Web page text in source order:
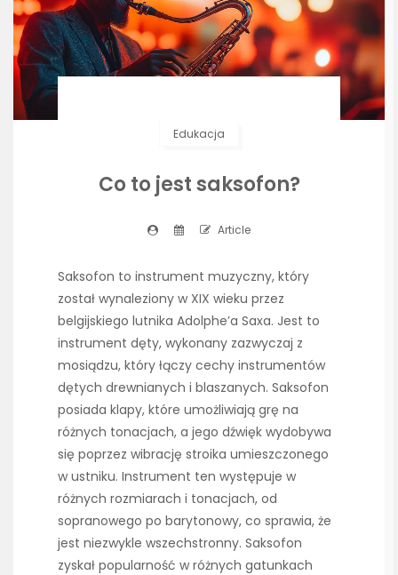
Edukacja
Co to jest saksofon?
Article
Saksofon to instrument muzyczny, który
został wynaleziony w XIX wieku przez
belgijskiego lutnika Adolphe’a Saxa. Jest to
instrument dęty, wykonany zazwyczaj z
mosiądzu, który łączy cechy instrumentów
dętych drewnianych i blaszanych. Saksofon
posiada klapy, które umożliwiają grę na
różnych tonacjach, a jego dźwięk wydobywa
się poprzez wibrację stroika umieszczonego
w ustniku. Instrument ten występuje w
różnych rozmiarach i tonacjach, od
sopranowego po barytonowy, co sprawia, że
jest niezwykle wszechstronny. Saksofon
zyskał popularność w różnych gatunkach